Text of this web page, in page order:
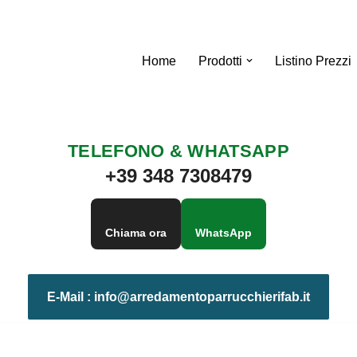
Home Prodotti Listino Prezzi
TELEFONO & WHATSAPP
+39 348 7308479
Chiama ora WhatsApp
E-Mail : info@arredamentoparrucchierifab.it